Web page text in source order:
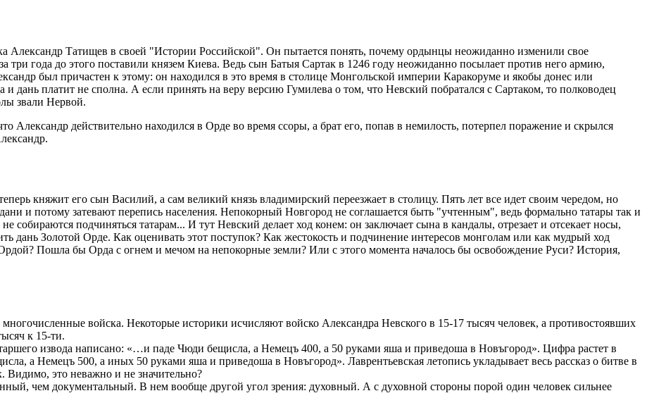
Александр Татищев в своей "Истории Российской". Он пытается понять, почему ордынцы неожиданно изменили свое
три года до этого поставили князем Киева. Ведь сын Батыя Сартак в 1246 году неожиданно посылает против него армию,
был причастен к этому: он находился в это время в столице Монгольской империи Каракоруме и якобы донес или
дань платит не сполна. А если принять на веру версию Гумилева о том, что Невский побратался с Сартаком, то полководец
звали Нервой.
Александр действительно находился в Орде во время ссоры, а брат его, попав в немилость, потерпел поражение и скрылся
княжит его сын Василий, а сам великий князь владимирский переезжает в столицу. Пять лет все идет своим чередом, но
и потому затевают перепись населения. Непокорный Новгород не соглашается быть "учтенным", ведь формально татары так и
собираются подчиняться татарам... И тут Невский делает ход конем: он заключает сына в кандалы, отрезает и отсекает носы,
дань Золотой Орде. Как оценивать этот поступок? Как жестокость и подчинение интересов монголам или как мудрый ход
Пошла бы Орда с огнем и мечом на непокорные земли? Или с этого момента началось бы освобождение Руси? История,
войска. Некоторые историки исчисляют войско Александра Невского в 15-17 тысяч человек, а противостоявших
к 15-ти.
извода написано: «…и паде Чюди бещисла, а Немецъ 400, а 50 руками яша и приведоша в Новъгород». Цифра растет в
а Немецъ 500, а иных 50 руками яша и приведоша в Новъгород». Лаврентьевская летопись укладывает весь рассказ о битве в
Видимо, это неважно и не значительно?
чем документальный. В нем вообще другой угол зрения: духовный. А с духовной стороны порой один человек сильнее